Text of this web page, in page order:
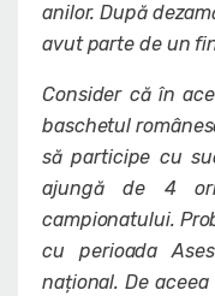
anilor. După
avut parte de un
Consider că în
baschetul
să participe cu
ajungă de 4 ori
campionatului.
cu perioada
național. De